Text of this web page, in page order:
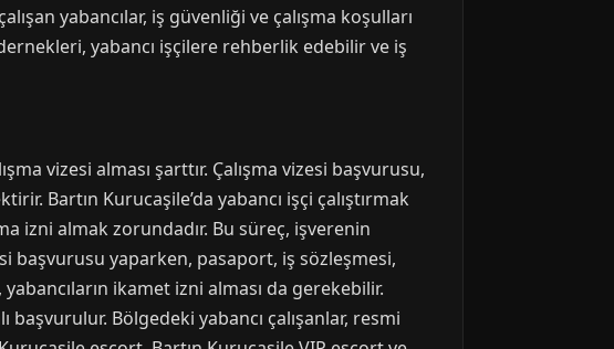
yabancılar, iş güvenliği ve çalışma koşulları
yabancı işçilere rehberlik edebilir ve iş
vizesi alması şarttır. Çalışma vizesi başvurusu,
Bartın Kurucaşile’da yabancı işçi çalıştırmak
izni almak zorundadır. Bu süreç, işverenin
başvurusu yaparken, pasaport, iş sözleşmesi,
ikamet izni alması da gerekebilir.
Bölgedeki yabancı çalışanlar, resmi